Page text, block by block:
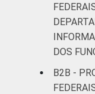
DOS
B2B -